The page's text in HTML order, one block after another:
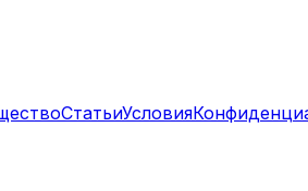
СтатьиУсловия